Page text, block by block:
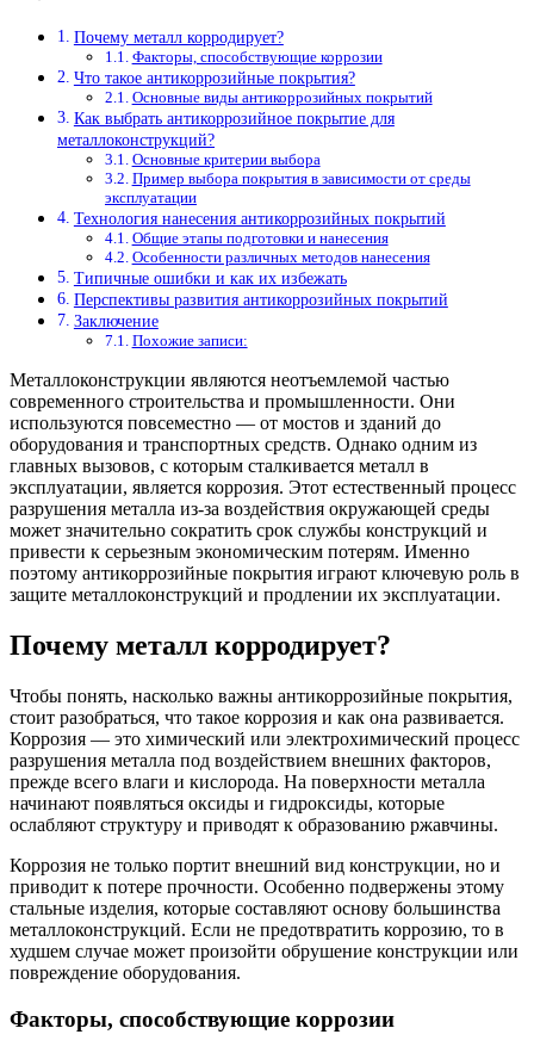
Почему металл корродирует?
Факторы, способствующие коррозии
Что такое антикоррозийные покрытия?
Основные виды антикоррозийных покрытий
Как выбрать антикоррозийное покрытие для
металлоконструкций?
Основные критерии выбора
Пример выбора покрытия в зависимости от среды
эксплуатации
Технология нанесения антикоррозийных покрытий
Общие этапы подготовки и нанесения
Особенности различных методов нанесения
Типичные ошибки и как их избежать
Перспективы развития антикоррозийных покрытий
Заключение
Похожие записи:
Металлоконструкции являются неотъемлемой частью
современного строительства и промышленности. Они
используются повсеместно — от мостов и зданий до
оборудования и транспортных средств. Однако одним из
главных вызовов, с которым сталкивается металл в
эксплуатации, является коррозия. Этот естественный процесс
разрушения металла из-за воздействия окружающей среды
может значительно сократить срок службы конструкций и
привести к серьезным экономическим потерям. Именно
поэтому антикоррозийные покрытия играют ключевую роль в
защите металлоконструкций и продлении их эксплуатации.
Почему металл корродирует?
Чтобы понять, насколько важны антикоррозийные покрытия,
стоит разобраться, что такое коррозия и как она развивается.
Коррозия — это химический или электрохимический процесс
разрушения металла под воздействием внешних факторов,
прежде всего влаги и кислорода. На поверхности металла
начинают появляться оксиды и гидроксиды, которые
ослабляют структуру и приводят к образованию ржавчины.
Коррозия не только портит внешний вид конструкции, но и
приводит к потере прочности. Особенно подвержены этому
стальные изделия, которые составляют основу большинства
металлоконструкций. Если не предотвратить коррозию, то в
худшем случае может произойти обрушение конструкции или
повреждение оборудования.
Факторы, способствующие коррозии